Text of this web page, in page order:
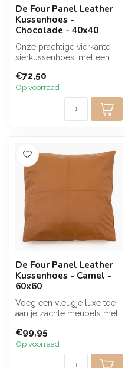
De Four Panel Leather
Kussenhoes -
Chocolade - 40x40
Onze prachtige vierkante
sierkussenhoes, met een
een wa...
€72,50
Op voorraad
De Four Panel Leather
Kussenhoes - Camel -
60x60
Voeg een vleugje luxe toe
aan je zachte meubels met
camelkleurige...
€99,95
Op voorraad